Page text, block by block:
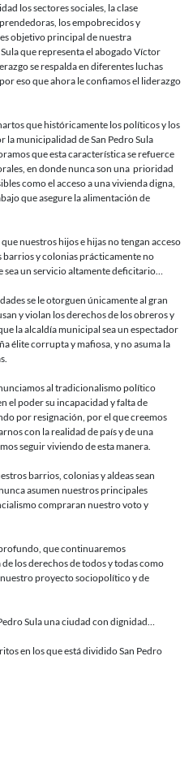
y
digna
a
por
San
Pedro
Sula
los sectores sociales, la clase
los empobrecidos y
objetivo principal de nuestra
que representa el abogado Víctor
se respalda en diferentes luchas
eso que ahora le confiamos el liderazgo
que históricamente los políticos y los
la municipalidad de San Pedro Sula
que esta característica se refuerce
en donde nunca son una prioridad
como el acceso a una vivienda digna,
que asegure la alimentación de
nuestros hijos e hijas no tengan acceso
barrios y colonias prácticamente no
un servicio altamente deficitario…
se le otorguen únicamente al gran
y violan los derechos de los obreros y
la alcaldía municipal sea un espectador
élite corrupta y mafiosa, y no asuma la
al tradicionalismo político
el poder su incapacidad y falta de
por resignación, por el que creemos
con la realidad de país y de una
seguir viviendo de esta manera.
barrios, colonias y aldeas sean
asumen nuestros principales
compraran nuestro voto y
que continuaremos
los derechos de todos y todas como
proyecto sociopolítico y de
Sula una ciudad con dignidad…
en los que está dividido San Pedro